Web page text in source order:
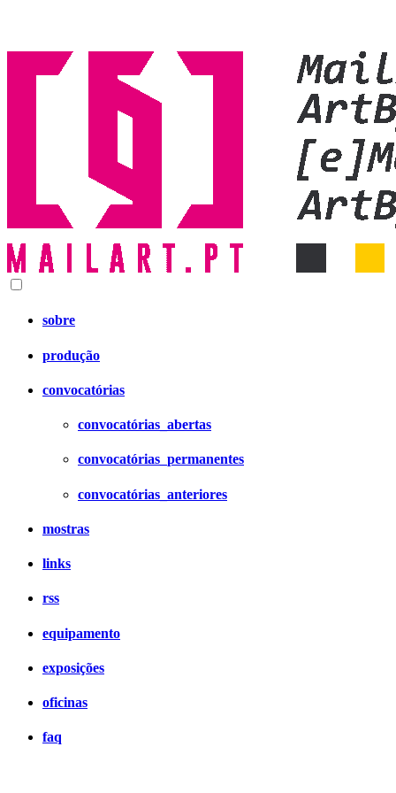
sobre
produção
convocatórias
convocatórias_abertas
convocatórias_permanentes
convocatórias_anteriores
mostras
links
rss
equipamento
exposições
oficinas
faq